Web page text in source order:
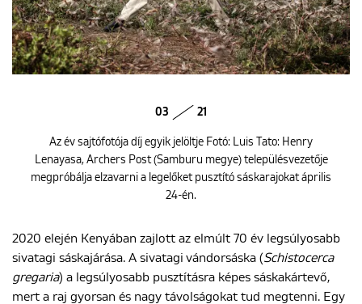
03 21
Az év sajtófotója díj egyik jelöltje Fotó: Luis Tato: Henry
Lenayasa, Archers Post (Samburu megye) településvezetője
megpróbálja elzavarni a legelőket pusztító sáskarajokat április
24-én.
2020 elején Kenyában zajlott az elmúlt 70 év legsúlyosabb
sivatagi sáskajárása. A sivatagi vándorsáska (Schistocerca
gregaria) a legsúlyosabb pusztításra képes sáskakártevő,
mert a raj gyorsan és nagy távolságokat tud megtenni. Egy